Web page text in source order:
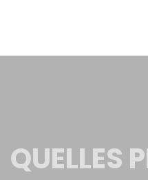
QUELLES